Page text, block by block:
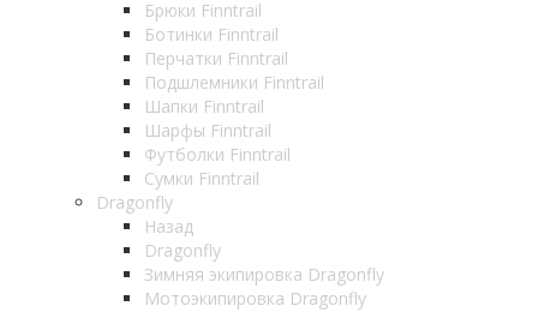
Брюки Finntrail
Ботинки Finntrail
Перчатки Finntrail
Подшлемники Finntrail
Шапки Finntrail
Шарфы Finntrail
Футболки Finntrail
Сумки Finntrail
Dragonfly
Назад
Dragonfly
Зимняя экипировка Dragonfly
Мотоэкипировка Dragonfly